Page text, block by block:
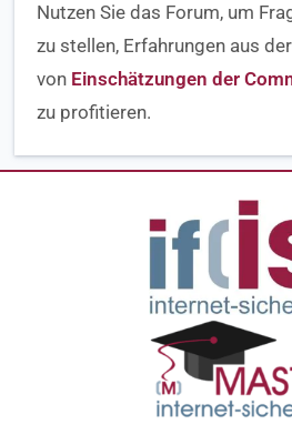
Nutzen Sie das Forum, um
zu stellen, Erfahrungen aus
von Einschätzungen der
zu profitieren.